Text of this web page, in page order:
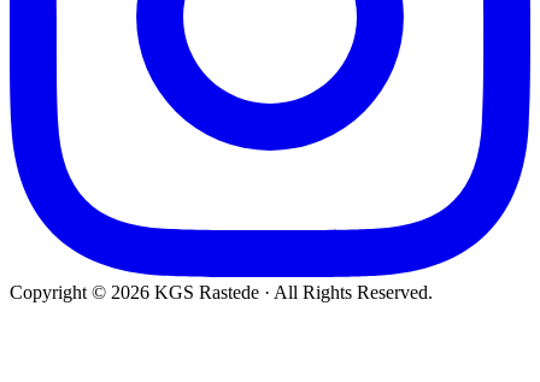
Copyright © 2026 KGS Rastede · All Rights Reserved.